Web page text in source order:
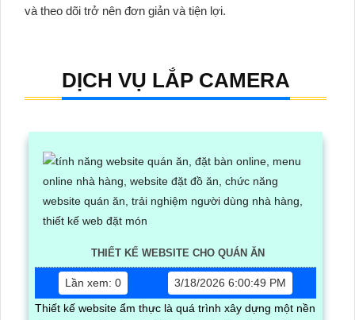
và theo dõi trở nên đơn giản và tiện lợi.
DỊCH VỤ LẮP CAMERA
THIẾT KẾ WEBSITE CHO QUÁN ĂN
Lần xem: 0
3/18/2026 6:00:49 PM
Thiết kế website ẩm thực là quá trình xây dựng một nền